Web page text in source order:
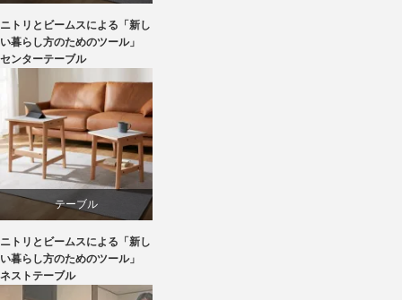
ニトリ
ビーチ
ライフスタイル
家具
ニトリとビームスによる「新し
い暮らし方のためのツール」
センターテーブル
テーブル
ニトリ
ニトリとビームスによる「新し
い暮らし方のためのツール」
ネストテーブル